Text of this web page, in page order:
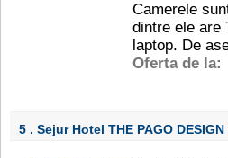
Camerele
dintre ele are
laptop. De
Oferta de la:
5 . Sejur Hotel THE PAGO DESIGN